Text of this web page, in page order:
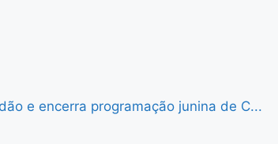
e encerra programação junina de C...